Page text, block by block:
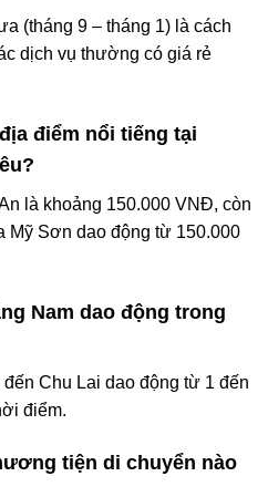
(tháng 9 – tháng 1) là cách
dịch vụ thường có giá rẻ
điểm nổi tiếng tại
là khoảng 150.000 VNĐ, còn
Mỹ Sơn dao động từ 150.000
Nam dao động trong
Chu Lai dao động từ 1 đến
điểm.
tiện di chuyển nào